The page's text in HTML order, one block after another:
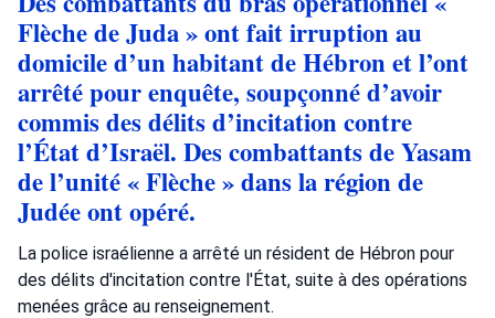
Flèche de Juda » ont fait irruption au
domicile d’un habitant de Hébron et l’ont
arrêté pour enquête, soupçonné d’avoir
commis des délits d’incitation contre
l’État d’Israël. Des combattants de Yasam
de l’unité « Flèche » dans la région de
Judée ont opéré.
La police israélienne a arrêté un résident de Hébron pour
des délits d'incitation contre l'État, suite à des opérations
menées grâce au renseignement.